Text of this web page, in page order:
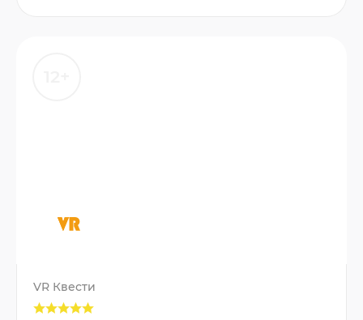
VR Квести